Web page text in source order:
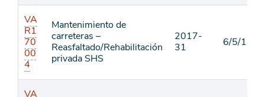
VA
R1
70
00
4
Mantenimiento de
carreteras –
Reasfaltado/Rehabilitación
privada SHS
2017-
31
6/5/18
VA